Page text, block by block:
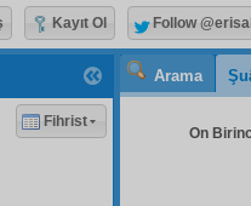
Arama
On
Fihrist
Kayıt Ol Follow